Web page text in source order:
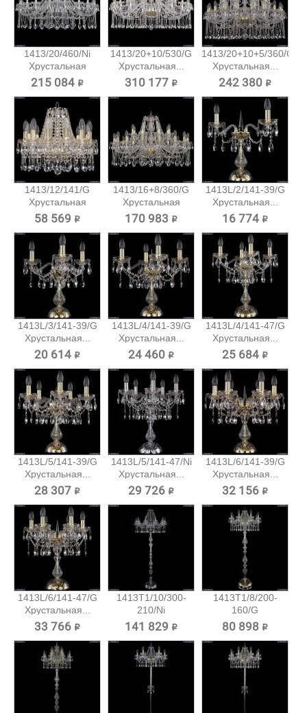
1413/20/460/Ni
Хрустальная
подвесная...
215 084 ₽
1413/20+10/530/G
Хрустальная...
310 177 ₽
1413/20+10+5/360/G
Хрустальная...
242 380 ₽
1413/12/141/G
Хрустальная
подвесная...
58 569 ₽
1413/16+8/360/G
Хрустальная
подвесная...
170 983 ₽
1413L/2/141-39/G
Хрустальная...
16 774 ₽
1413L/3/141-39/G
Хрустальная...
20 614 ₽
1413L/4/141-39/G
Хрустальная...
24 460 ₽
1413L/4/141-47/G
Хрустальная...
25 684 ₽
1413L/5/141-39/G
Хрустальная...
28 307 ₽
1413L/5/141-47/Ni
Хрустальная...
29 726 ₽
1413L/6/141-39/G
Хрустальная...
32 156 ₽
1413L/6/141-47/G
Хрустальная...
33 766 ₽
1413T1/10/300-
210/Ni
Хрустальный...
141 829 ₽
1413T1/8/200-
160/G
Хрустальный
80 898 ₽